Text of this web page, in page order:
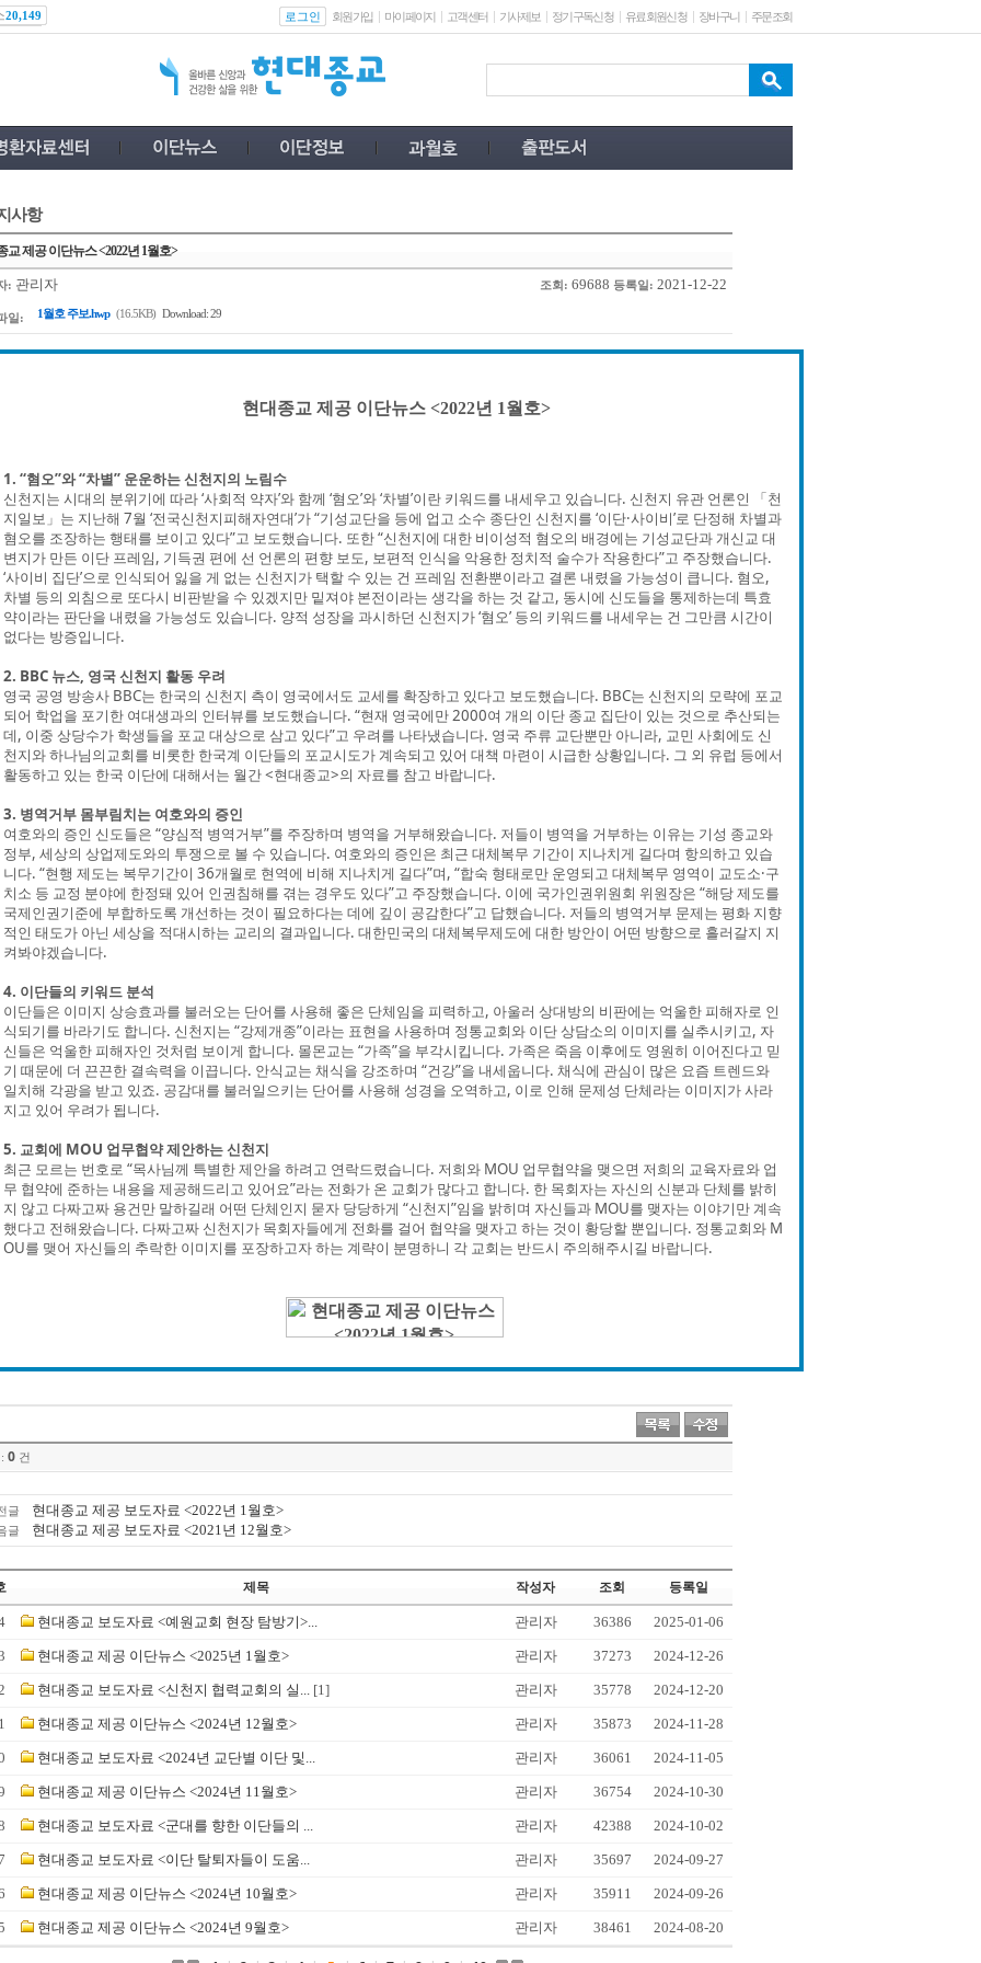
20,149 로그인 회원가입 마이페이지 고객센터 기사제보 정기구독신청 유료회원신청 장바구니 주문조회
사항
교 제공 이단뉴스 <2022년 1월호>
: 관리자 조회: 69688 등록일: 2021-12-22
일: 1월호 주보.hwp (16.5KB) Download: 29
현대종교 제공 이단뉴스 <2022년 1월호>
1. “혐오”와 “차별” 운운하는 신천지의 노림수
신천지는 시대의 분위기에 따라 ‘사회적 약자’와 함께 ‘혐오’와 ‘차별’이란 키워드를 내세우고 있습니다. 신천지 유관 언론인 「천
지일보」는 지난해 7월 ‘전국신천지피해자연대’가 “기성교단을 등에 업고 소수 종단인 신천지를 ‘이단·사이비’로 단정해 차별과
혐오를 조장하는 행태를 보이고 있다”고 보도했습니다. 또한 “신천지에 대한 비이성적 혐오의 배경에는 기성교단과 개신교 대
변지가 만든 이단 프레임, 기득권 편에 선 언론의 편향 보도, 보편적 인식을 악용한 정치적 술수가 작용한다”고 주장했습니다.
‘사이비 집단’으로 인식되어 잃을 게 없는 신천지가 택할 수 있는 건 프레임 전환뿐이라고 결론 내렸을 가능성이 큽니다. 혐오,
차별 등의 외침으로 또다시 비판받을 수 있겠지만 밑져야 본전이라는 생각을 하는 것 같고, 동시에 신도들을 통제하는데 특효
약이라는 판단을 내렸을 가능성도 있습니다. 양적 성장을 과시하던 신천지가 ‘혐오’ 등의 키워드를 내세우는 건 그만큼 시간이
없다는 방증입니다.
2. BBC 뉴스, 영국 신천지 활동 우려
영국 공영 방송사 BBC는 한국의 신천지 측이 영국에서도 교세를 확장하고 있다고 보도했습니다. BBC는 신천지의 모략에 포교
되어 학업을 포기한 여대생과의 인터뷰를 보도했습니다. “현재 영국에만 2000여 개의 이단 종교 집단이 있는 것으로 추산되는
데, 이중 상당수가 학생들을 포교 대상으로 삼고 있다”고 우려를 나타냈습니다. 영국 주류 교단뿐만 아니라, 교민 사회에도 신
천지와 하나님의교회를 비롯한 한국계 이단들의 포교시도가 계속되고 있어 대책 마련이 시급한 상황입니다. 그 외 유럽 등에서
활동하고 있는 한국 이단에 대해서는 월간 <현대종교>의 자료를 참고 바랍니다.
3. 병역거부 몸부림치는 여호와의 증인
여호와의 증인 신도들은 “양심적 병역거부”를 주장하며 병역을 거부해왔습니다. 저들이 병역을 거부하는 이유는 기성 종교와
정부, 세상의 상업제도와의 투쟁으로 볼 수 있습니다. 여호와의 증인은 최근 대체복무 기간이 지나치게 길다며 항의하고 있습
니다. “현행 제도는 복무기간이 36개월로 현역에 비해 지나치게 길다”며, “합숙 형태로만 운영되고 대체복무 영역이 교도소·구
치소 등 교정 분야에 한정돼 있어 인권침해를 겪는 경우도 있다”고 주장했습니다. 이에 국가인권위원회 위원장은 “해당 제도를
국제인권기준에 부합하도록 개선하는 것이 필요하다는 데에 깊이 공감한다”고 답했습니다. 저들의 병역거부 문제는 평화 지향
적인 태도가 아닌 세상을 적대시하는 교리의 결과입니다. 대한민국의 대체복무제도에 대한 방안이 어떤 방향으로 흘러갈지 지
켜봐야겠습니다.
4. 이단들의 키워드 분석
이단들은 이미지 상승효과를 불러오는 단어를 사용해 좋은 단체임을 피력하고, 아울러 상대방의 비판에는 억울한 피해자로 인
식되기를 바라기도 합니다. 신천지는 “강제개종”이라는 표현을 사용하며 정통교회와 이단 상담소의 이미지를 실추시키고, 자
신들은 억울한 피해자인 것처럼 보이게 합니다. 몰몬교는 “가족”을 부각시킵니다. 가족은 죽음 이후에도 영원히 이어진다고 믿
기 때문에 더 끈끈한 결속력을 이끕니다. 안식교는 채식을 강조하며 “건강”을 내세웁니다. 채식에 관심이 많은 요즘 트렌드와
일치해 각광을 받고 있죠. 공감대를 불러일으키는 단어를 사용해 성경을 오역하고, 이로 인해 문제성 단체라는 이미지가 사라
지고 있어 우려가 됩니다.
5. 교회에 MOU 업무협약 제안하는 신천지
최근 모르는 번호로 “목사님께 특별한 제안을 하려고 연락드렸습니다. 저희와 MOU 업무협약을 맺으면 저희의 교육자료와 업
무 협약에 준하는 내용을 제공해드리고 있어요”라는 전화가 온 교회가 많다고 합니다. 한 목회자는 자신의 신분과 단체를 밝히
지 않고 다짜고짜 용건만 말하길래 어떤 단체인지 묻자 당당하게 “신천지”임을 밝히며 자신들과 MOU를 맺자는 이야기만 계속
했다고 전해왔습니다. 다짜고짜 신천지가 목회자들에게 전화를 걸어 협약을 맺자고 하는 것이 황당할 뿐입니다. 정통교회와 M
OU를 맺어 자신들의 추락한 이미지를 포장하고자 하는 계략이 분명하니 각 교회는 반드시 주의해주시길 바랍니다.
0 건
글 현대종교 제공 보도자료 <2022년 1월호>
글 현대종교 제공 보도자료 <2021년 12월호>
제목 작성자 조회 등록일
현대종교 보도자료 <예원교회 현장 탐방기>... 관리자 36386 2025-01-06
현대종교 제공 이단뉴스 <2025년 1월호> 관리자 37273 2024-12-26
현대종교 보도자료 <신천지 협력교회의 실... [1] 관리자 35778 2024-12-20
현대종교 제공 이단뉴스 <2024년 12월호> 관리자 35873 2024-11-28
현대종교 보도자료 <2024년 교단별 이단 및... 관리자 36061 2024-11-05
현대종교 제공 이단뉴스 <2024년 11월호> 관리자 36754 2024-10-30
현대종교 보도자료 <군대를 향한 이단들의 ... 관리자 42388 2024-10-02
현대종교 보도자료 <이단 탈퇴자들이 도움... 관리자 35697 2024-09-27
현대종교 제공 이단뉴스 <2024년 10월호> 관리자 35911 2024-09-26
현대종교 제공 이단뉴스 <2024년 9월호> 관리자 38461 2024-08-20